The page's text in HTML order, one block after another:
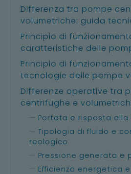
Differenza tra pompe
volumetriche: guida
Principio di
caratteristiche delle
Principio di
tecnologie delle pompe
Differenze operative tra
centrifughe e
Portata e risposta alla
Tipologia di fluido e
reologico
Pressione generata e
Efficienza energetica